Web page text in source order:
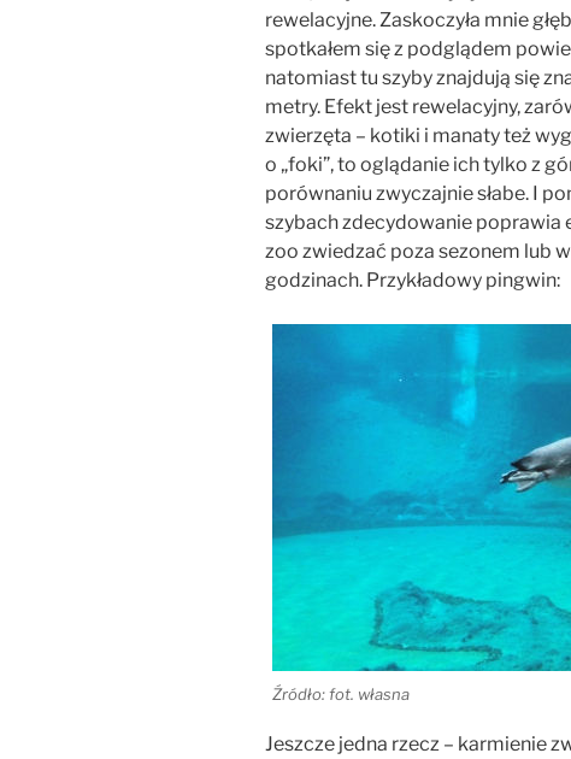
rewelacyjne. Zaskoczyła mnie
spotkałem się z podglądem
natomiast tu szyby znajdują się
metry. Efekt jest rewelacyjny,
zwierzęta – kotiki i manaty też
o „foki”, to oglądanie ich tylko z
porównaniu zwyczajnie słabe. I
szybach zdecydowanie poprawia
zoo zwiedzać poza sezonem lub
godzinach. Przykładowy pingwin:
Źródło: fot. własna
Jeszcze jedna rzecz – karmienie